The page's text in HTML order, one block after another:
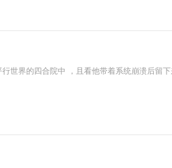
世界的四合院中 ，且看他带着系统崩溃后留